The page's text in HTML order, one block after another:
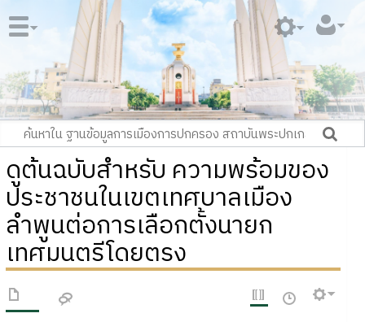
ดูต้นฉบับสำหรับ ความพร้อมของ
ประชาชนในเขตเทศบาลเมือง
ลำพูนต่อการเลือกตั้งนายก
เทศมนตรีโดยตรง